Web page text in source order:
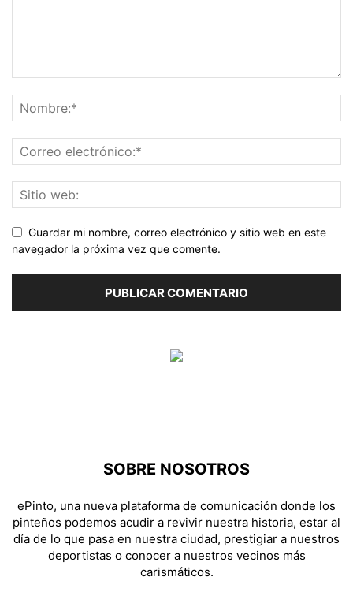
Guardar mi nombre, correo electrónico y sitio web en este
navegador la próxima vez que comente.
SOBRE NOSOTROS
ePinto, una nueva plataforma de comunicación donde los
pinteños podemos acudir a revivir nuestra historia, estar al
día de lo que pasa en nuestra ciudad, prestigiar a nuestros
deportistas o conocer a nuestros vecinos más
carismáticos.